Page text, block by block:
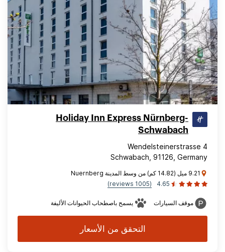
Holiday Inn Express Nürnberg-
Schwabach
Wendelsteinerstrasse 4
Schwabach, 91126, Germany
9.21 ميل (14.82 كم) من وسط المدينة Nuernberg
4.65
(1005 reviews)
موقف السيارات يسمح باصطحاب الحيوانات الأليفة
التحقق من الأسعار